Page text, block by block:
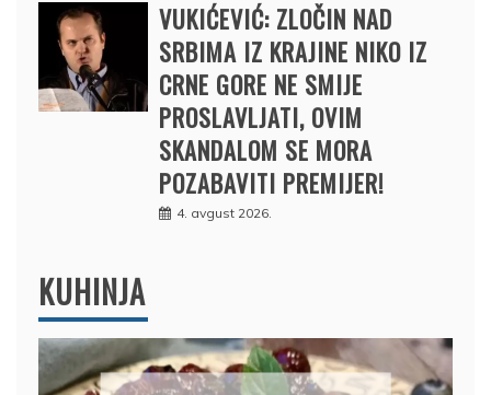
VUKIĆEVIĆ: ZLOČIN NAD
SRBIMA IZ KRAJINE NIKO IZ
CRNE GORE NE SMIJE
PROSLAVLJATI, OVIM
SKANDALOM SE MORA
POZABAVITI PREMIJER!
4. avgust 2026.
KUHINJA